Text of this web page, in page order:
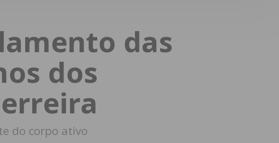
INICIAR SESSÃO
das
dos
do corpo ativo